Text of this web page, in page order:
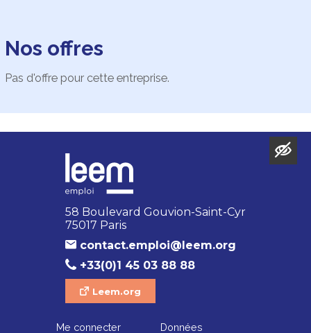
Nos offres
Pas d'offre pour cette entreprise.
58 Boulevard Gouvion-Saint-Cyr
75017 Paris
contact.emploi@leem.org
+33(0)1 45 03 88 88
Leem.org
Me connecter Données